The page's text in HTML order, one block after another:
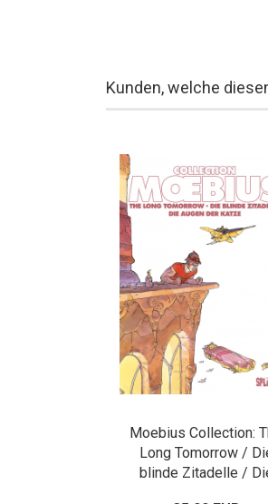
Kunden, welche
Moebius Collection:
Long Tomorrow /
blinde Zitadelle /